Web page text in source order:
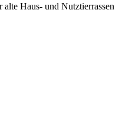
Haus- und Nutztierrassen